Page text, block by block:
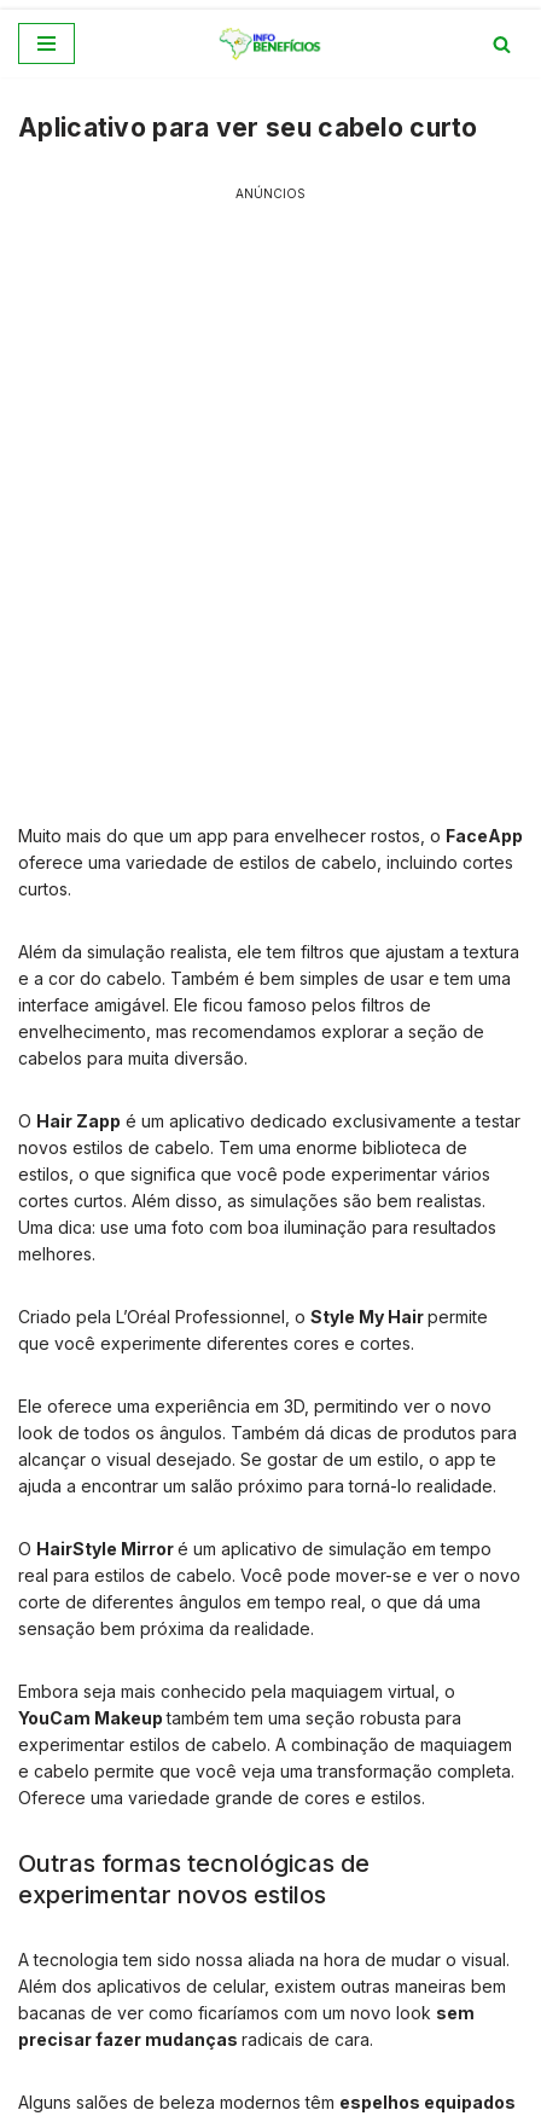
o
Aplicativo para ver seu cabelo curto
ANÚNCIOS
Muito mais do que um app para envelhecer rostos, o FaceApp
oferece uma variedade de estilos de cabelo, incluindo cortes
curtos.
Além da simulação realista, ele tem filtros que ajustam a textura
e a cor do cabelo. Também é bem simples de usar e tem uma
interface amigável. Ele ficou famoso pelos filtros de
envelhecimento, mas recomendamos explorar a seção de
cabelos para muita diversão.
O Hair Zapp é um aplicativo dedicado exclusivamente a testar
novos estilos de cabelo. Tem uma enorme biblioteca de
estilos, o que significa que você pode experimentar vários
cortes curtos. Além disso, as simulações são bem realistas.
Uma dica: use uma foto com boa iluminação para resultados
melhores.
Criado pela L’Oréal Professionnel, o Style My Hairpermite
que você experimente diferentes cores e cortes.
Ele oferece uma experiência em 3D, permitindo ver o novo
look de todos os ângulos. Também dá dicas de produtos para
alcançar o visual desejado. Se gostar de um estilo, o app te
ajuda a encontrar um salão próximo para torná-lo realidade.
O HairStyle Mirroré um aplicativo de simulação em tempo
real para estilos de cabelo. Você pode mover-se e ver o novo
corte de diferentes ângulos em tempo real, o que dá uma
sensação bem próxima da realidade.
Embora seja mais conhecido pela maquiagem virtual, o
YouCam Makeuptambém tem uma seção robusta para
experimentar estilos de cabelo. A combinação de maquiagem
e cabelo permite que você veja uma transformação completa.
Oferece uma variedade grande de cores e estilos.
Outras formas tecnológicas de
experimentar novos estilos
A tecnologia tem sido nossa aliada na hora de mudar o visual.
Além dos aplicativos de celular, existem outras maneiras bem
bacanas de ver como ficaríamos com um novo look sem
precisar fazer mudanças radicais de cara.
Alguns salões de beleza modernos têm espelhos equipados